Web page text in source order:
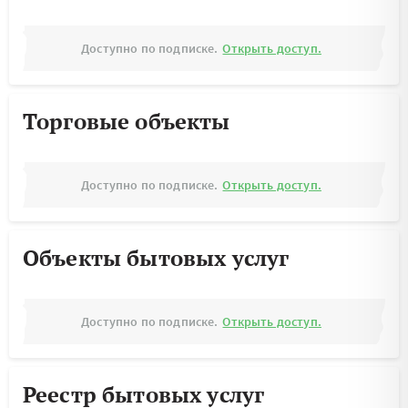
Доступно по подписке. Открыть доступ.
Торговые объекты
Доступно по подписке. Открыть доступ.
Объекты бытовых услуг
Доступно по подписке. Открыть доступ.
Реестр бытовых услуг